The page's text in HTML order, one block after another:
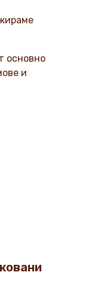
основно
и